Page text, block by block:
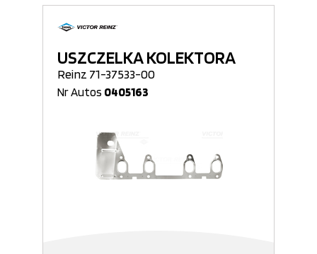
USZCZELKA KOLEKTORA
Reinz 71-37533-00
Nr Autos 0405163